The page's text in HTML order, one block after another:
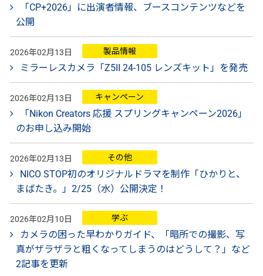
「CP+2026」に出演者情報、ブースコンテンツなどを
公開
2026年02月13日 製品情報
ミラーレスカメラ「Z5II 24-105 レンズキット」を発売
2026年02月13日 キャンペーン
「Nikon Creators 応援 スプリングキャンペーン2026」
のお申し込み開始
2026年02月13日 その他
NICO STOP初のオリジナルドラマを制作「ひかりと、
まばたき。」2/25（水）公開決定！
2026年02月10日 学ぶ
カメラの困った早わかりガイド、「暗所での撮影、写
真がザラザラと粗くなってしまうのはどうして？」など
2記事を更新